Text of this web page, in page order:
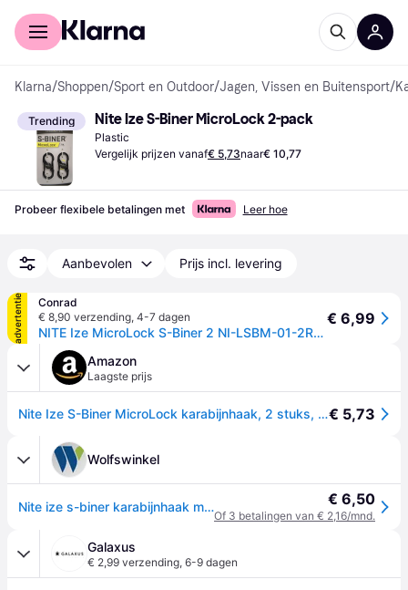
Voor shoppers
Klarna/Shoppen/Sport en Outdoor/Jagen, Vissen en Buitensport/
Trending Nite Ize S-Biner MicroLock 2-pack
Plastic
Vergelijk prijzen vanaf€ 5,73naar€ 10,77
Probeer flexibele betalingen met Leer hoe
Aanbevolen Prijs incl. levering
advertentie
Conrad
€ 8,90 verzending, 4-7 dagen
NITE Ize MicroLock S-Biner 2 NI-LSBM-01-2R3 Karabijn 35 mm x 15 mm x 7 mm 2 stuk(s)
€ 6,99
Amazon
Laagste prijs
Nite Ize S-Biner MicroLock karabijnhaak, 2 stuks, zwart, NI-LSBM-01-2R3€ 5,73
Wolfswinkel
Nite ize s-biner karabijnhaak microlock € 6,50
Of 3 betalingen van € 2,16/mnd.
Galaxus
€ 2,99 verzending, 6-9 dagen